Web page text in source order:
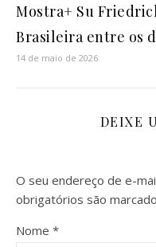
Mostra+ Su
Brasileira entre os
14 de maio de 2026
DEIXE
O seu endereço de e-
obrigatórios são
Nome *